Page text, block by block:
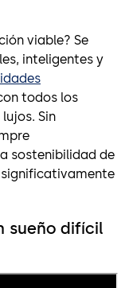
viable? Se
inteligentes y
todos los
Sin
sostenibilidad de
sueño difícil